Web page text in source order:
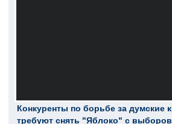
Конкуренты по борьбе за думские
требуют снять "Яблоко" с выборов